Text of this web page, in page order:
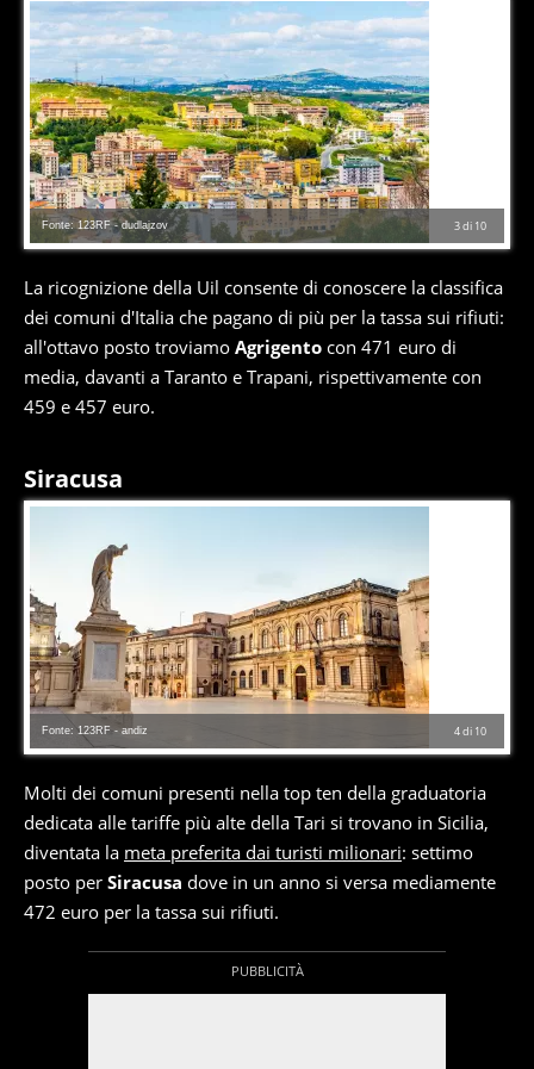
3di 10
Fonte: 123RF - dudlajzov
La ricognizione della Uil consente di conoscere la classifica
dei comuni d'Italia che pagano di più per la tassa sui rifiuti:
all'ottavo posto troviamo Agrigento con 471 euro di
media, davanti a Taranto e Trapani, rispettivamente con
459 e 457 euro.
Siracusa
4di 10
Fonte: 123RF - andiz
Molti dei comuni presenti nella top ten della graduatoria
dedicata alle tariffe più alte della Tari si trovano in Sicilia,
diventata la meta preferita dai turisti milionari: settimo
posto per Siracusa dove in un anno si versa mediamente
472 euro per la tassa sui rifiuti.